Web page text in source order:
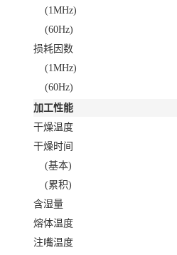
(1MHz)
(60Hz)
损耗因数
(1MHz)
(60Hz)
加工性能
干燥温度
干燥时间
(基本)
(累积)
含湿量
熔体温度
注嘴温度